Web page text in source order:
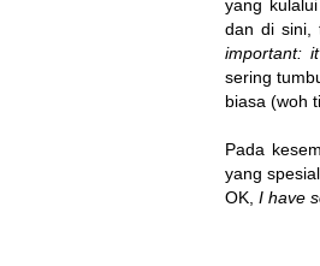
yang
dan di sini,
important:
sering
biasa (woh
Pada
yang
OK, I have